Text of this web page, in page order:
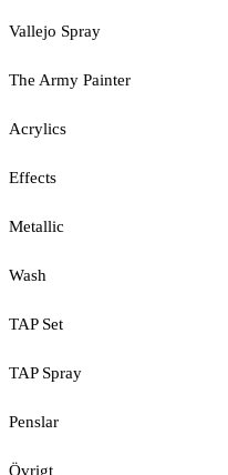
Vallejo Spray
The Army Painter
Acrylics
Effects
Metallic
Wash
TAP Set
TAP Spray
Penslar
Övrigt